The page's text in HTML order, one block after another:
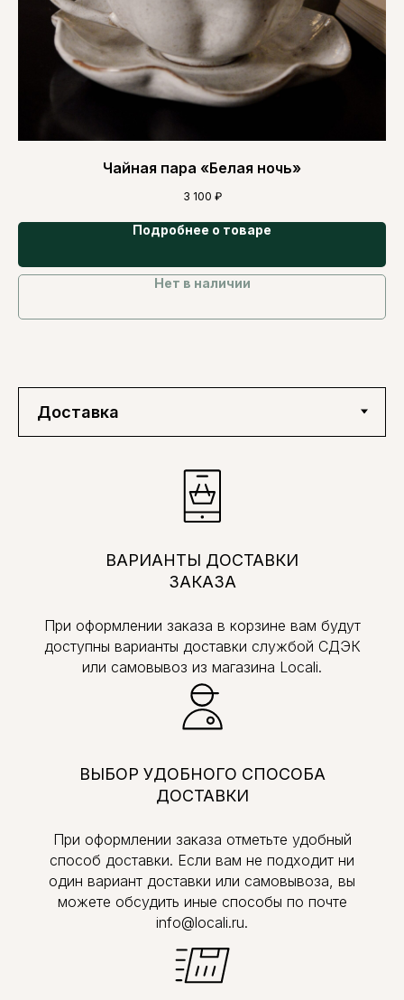
Чайная пара «Белая ночь»
3 100 ₽
Подробнее о товаре
Нет в наличии
ВАРИАНТЫ ДОСТАВКИ
ЗАКАЗА
При оформлении заказа в корзине вам будут
доступны варианты доставки службой СДЭК
или самовывоз из магазина Locali.
ВЫБОР УДОБНОГО СПОСОБА
ДОСТАВКИ
При оформлении заказа отметьте удобный
способ доставки. Если вам не подходит ни
один вариант доставки или самовывоза, вы
можете обсудить иные способы по почте
info@locali.ru.